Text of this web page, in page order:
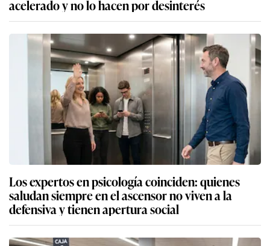
acelerado y no lo hacen por desinterés
Los expertos en psicología coinciden: quienes
saludan siempre en el ascensor no viven a la
defensiva y tienen apertura social